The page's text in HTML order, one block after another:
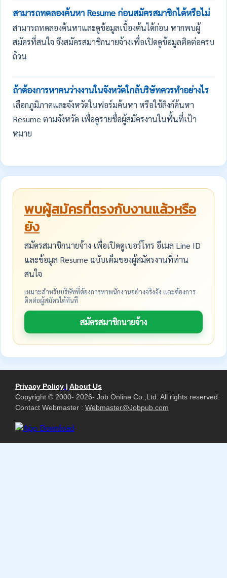
สามารถทดลองค้นหา Resume ก่อนสมัครสมาชิกได้หรือไม่
สามารถทดลองค้นหาและดูข้อมูลเบื้องต้นได้ก่อน หากพบผู้
สมัครที่สนใจ จึงสมัครสมาชิกนายจ้างเพื่อเปิดดูข้อมูลติดต่อครบ
ถ้วน
ถ้าต้องการหาคนว่างงานในจังหวัดใกล้บริษัทควรทำอย่างไร
เลือกภูมิภาคและจังหวัดในฟอร์มค้นหา หรือใช้ลิงก์ค้นหา
Resume ตามจังหวัด เพื่อดูรายชื่อผู้สมัครงานในพื้นที่เป้า
หมาย
พบผู้สมัครที่ตรงกับงานแล้วหรือ
ยัง
สมัครสมาชิกนายจ้าง เพื่อเปิดดูเบอร์โทร อีเมล Line ID
และข้อมูล Resume ฉบับเต็มของผู้สมัครงานที่ท่าน
สนใจ
เหมาะสำหรับบริษัทที่ต้องการหาพนักงานอย่างจริงจัง และต้องการ
ติดต่อผู้สมัครได้ทันที
สมัครสมาชิกนายจ้าง
Privacy Policy | About Us
Copyright © 2000- 2026- Job Online Co.,Ltd. All rights reserved.
Contact Webmaster : Webmaster@Jobpub.com